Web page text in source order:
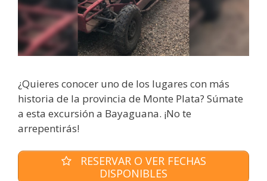
¿Quieres conocer uno de los lugares con más
historia de la provincia de Monte Plata? Súmate
a esta excursión a Bayaguana. ¡No te
arrepentirás!
RESERVAR O VER FECHAS
DISPONIBLES